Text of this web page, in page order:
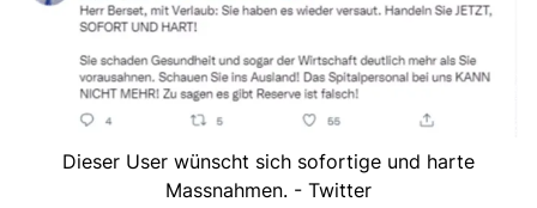
Dieser User wünscht sich sofortige und harte
Massnahmen. - Twitter